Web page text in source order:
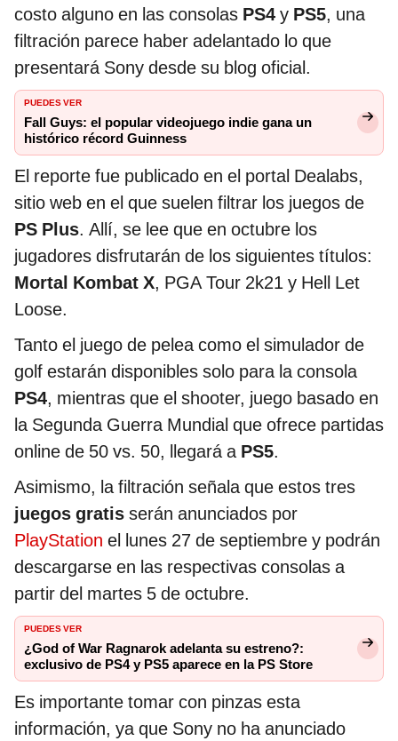
costo alguno en las consolas PS4 y PS5, una
filtración parece haber adelantado lo que
presentará Sony desde su blog oficial.
PUEDES VER
Fall Guys: el popular videojuego indie gana un
histórico récord Guinness
El reporte fue publicado en el portal Dealabs,
sitio web en el que suelen filtrar los juegos de
PS Plus. Allí, se lee que en octubre los
jugadores disfrutarán de los siguientes títulos:
Mortal Kombat X, PGA Tour 2k21 y Hell Let
Loose.
Tanto el juego de pelea como el simulador de
golf estarán disponibles solo para la consola
PS4, mientras que el shooter, juego basado en
la Segunda Guerra Mundial que ofrece partidas
online de 50 vs. 50, llegará a PS5.
Asimismo, la filtración señala que estos tres
juegos gratis serán anunciados por
PlayStation el lunes 27 de septiembre y podrán
descargarse en las respectivas consolas a
partir del martes 5 de octubre.
PUEDES VER
¿God of War Ragnarok adelanta su estreno?:
exclusivo de PS4 y PS5 aparece en la PS Store
Es importante tomar con pinzas esta
información, ya que Sony no ha anunciado